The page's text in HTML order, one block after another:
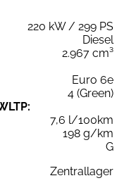
220 kW / 299 PS
Diesel
2.967 cm³
Euro 6e
4 (Green)
7,6 l/100km
198 g/km
G
Zentrallager